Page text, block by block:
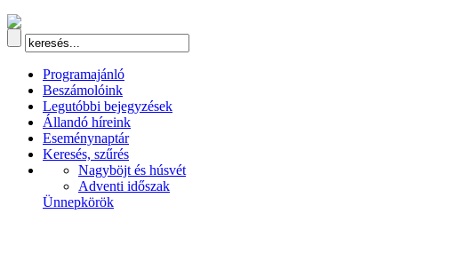
Programajánló
Beszámolóink
Legutóbbi bejegyzések
Állandó híreink
Eseménynaptár
Keresés, szűrés
Nagyböjt és húsvét
Adventi időszak
Ünnepkörök